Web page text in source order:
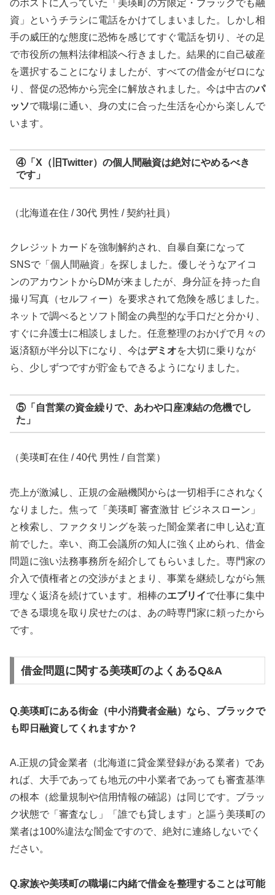
のポストに入っていた「美瑛町の方限定・ブラックでも融
資」というチラシに電話をかけてしまいました。しかし相
手の威圧的な態度に恐怖を感じてすぐ電話を切り、その足
で市役所の無料法律相談へ行きました。結果的に自己破産
を選択することになりましたが、すべての借金がゼロにな
り、督促の恐怖から完全に解放されました。今は中古のパ
ッソで職場に通い、身の丈に合った生活を心から楽しんで
います。
④「X（旧Twitter）の個人間融資は絶対にやめるべき
です」
（北海道在住 / 30代 男性 / 契約社員）
クレジットカードを強制解約され、自暴自棄になって
SNSで「個人間融資」を探しました。優しそうなアイコ
ンのアカウントからDMが来ましたが、身分証を持った自
撮り写真（セルフィー）を要求されて危険を感じました。
ネットで調べるとソフト闇金の典型的な手口だと分かり、
すぐに弁護士に相談しました。任意整理のおかげで月々の
返済額が半分以下になり、今はデミオを大切に乗りなが
ら、少しずつですが貯金もできるようになりました。
⑤「自営業の資金繰りで、あわや口座凍結の危機でし
た」
（美瑛町在住 / 40代 男性 / 自営業）
売上が激減し、正規の金融機関からは一切相手にされなく
なりました。焦って「美瑛町 審査激甘 ビジネスローン」
と検索し、ファクタリングを装った闇金業者に申し込む直
前でした。幸い、商工会議所の知人に強く止められ、借金
問題に強い法務事務所を紹介してもらいました。専門家の
介入で債権者との交渉がまとまり、事業を継続しながら無
理なく返済を続けています。相棒のエブリイで仕事に集中
できる環境を取り戻せたのは、あの時専門家に頼ったから
です。
借金問題に関する美瑛町のよくあるQ&A
Q.美瑛町にある街金（中小消費者金融）なら、ブラックで
も即日融資してくれますか？
A.正規の貸金業者（北海道に貸金業登録がある業者）であ
れば、大手であっても地元の中小業者であっても審査基準
の根本（総量規制や信用情報の確認）は同じです。ブラッ
ク状態で「審査なし」「誰でも貸します」と謳う美瑛町の
業者は100%違法な闇金ですので、絶対に連絡しないでく
ださい。
Q.家族や美瑛町の職場に内緒で借金を整理することは可能